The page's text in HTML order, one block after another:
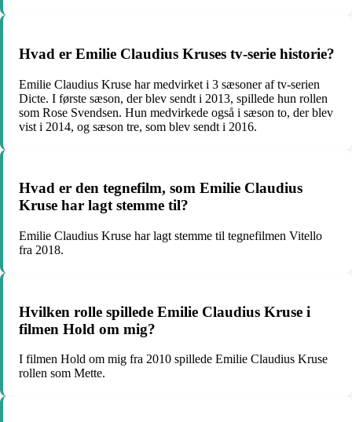
Hvad er Emilie Claudius Kruses tv-serie historie?
Emilie Claudius Kruse har medvirket i 3 sæsoner af tv-serien
Dicte. I første sæson, der blev sendt i 2013, spillede hun rollen
som Rose Svendsen. Hun medvirkede også i sæson to, der blev
vist i 2014, og sæson tre, som blev sendt i 2016.
Hvad er den tegnefilm, som Emilie Claudius
Kruse har lagt stemme til?
Emilie Claudius Kruse har lagt stemme til tegnefilmen Vitello
fra 2018.
Hvilken rolle spillede Emilie Claudius Kruse i
filmen Hold om mig?
I filmen Hold om mig fra 2010 spillede Emilie Claudius Kruse
rollen som Mette.